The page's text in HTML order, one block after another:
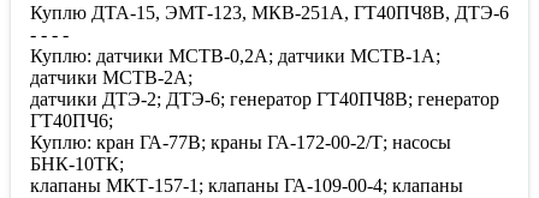
Куплю ДТА-15, ЭМТ-123, МКВ-251А, ГТ40ПЧ8В, ДТЭ-6
- - - -
Куплю: датчики МСТВ-0,2А; датчики МСТВ-1А;
датчики МСТВ-2А;
датчики ДТЭ-2; ДТЭ-6; генератор ГТ40ПЧ8В; генератор
ГТ40ПЧ6;
Куплю: кран ГА-77В; краны ГА-172-00-2/Т; насосы
БНК-10ТК;
клапаны МКТ-157-1; клапаны ГА-109-00-4; клапаны